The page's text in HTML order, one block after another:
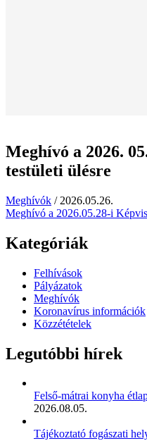
Meghívó a 2026.
testületi ülésre
Meghívók / 2026.05.26.
Meghívó a 2026.05.28-i
Kategóriák
Felhívások
Pályázatok
Meghívók
Koronavírus információk
Közzétételek
Legutóbbi hírek
Felső-mátrai konyha
2026.08.05.
Tájékoztató fogászati